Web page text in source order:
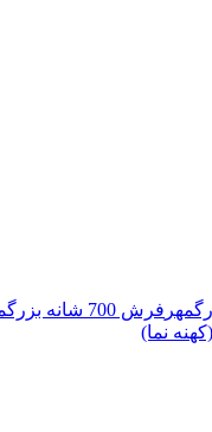
فرش 700 شانه بزرگمهر
نما)